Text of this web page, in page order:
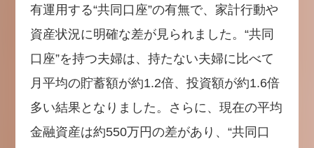
有運用する“共同口座”の有無で、家計行動や
資産状況に明確な差が見られました。“共同
口座”を持つ夫婦は、持たない夫婦に比べて
月平均の貯蓄額が約1.2倍、投資額が約1.6倍
多い結果となりました。さらに、現在の平均
金融資産は約550万円の差があり、“共同口